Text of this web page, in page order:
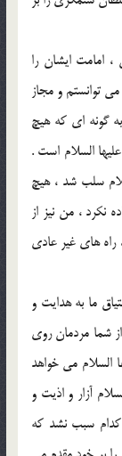
امامت ايشان را
توانستم و مجاز
گونه اي که هيچ
السلام است .
سلب شد ، هيچ
نکرد ، من نيز از
هاي غير عادي
ما به هدايت و
شما مردمان روي
السلام مي خواهد
آزار و اذيت و
کدام سبب نشد که